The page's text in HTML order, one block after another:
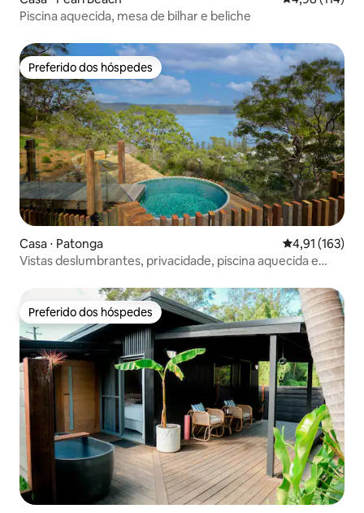
Piscina aquecida, mesa de bilhar e beliche
Preferido dos hóspedes
Preferido dos hóspedes
Casa ⋅ Patonga 4,91 de uma
4,91 (163)
Vistas deslumbrantes, privacidade, piscina aquecida e
Preferido dos hóspedes
Preferido dos hóspedes